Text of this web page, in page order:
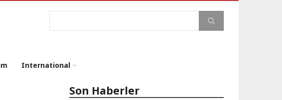
Ara
International
Son Haberler